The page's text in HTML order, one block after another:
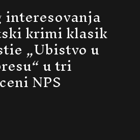
krimi klasik
„Ubistvo u
u tri
NPS